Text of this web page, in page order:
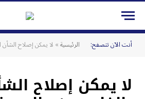
أنت الآن تتصفح: الرئيسية» لا يمكن إصلاح الشأن العام
لا يمكن إصلاح